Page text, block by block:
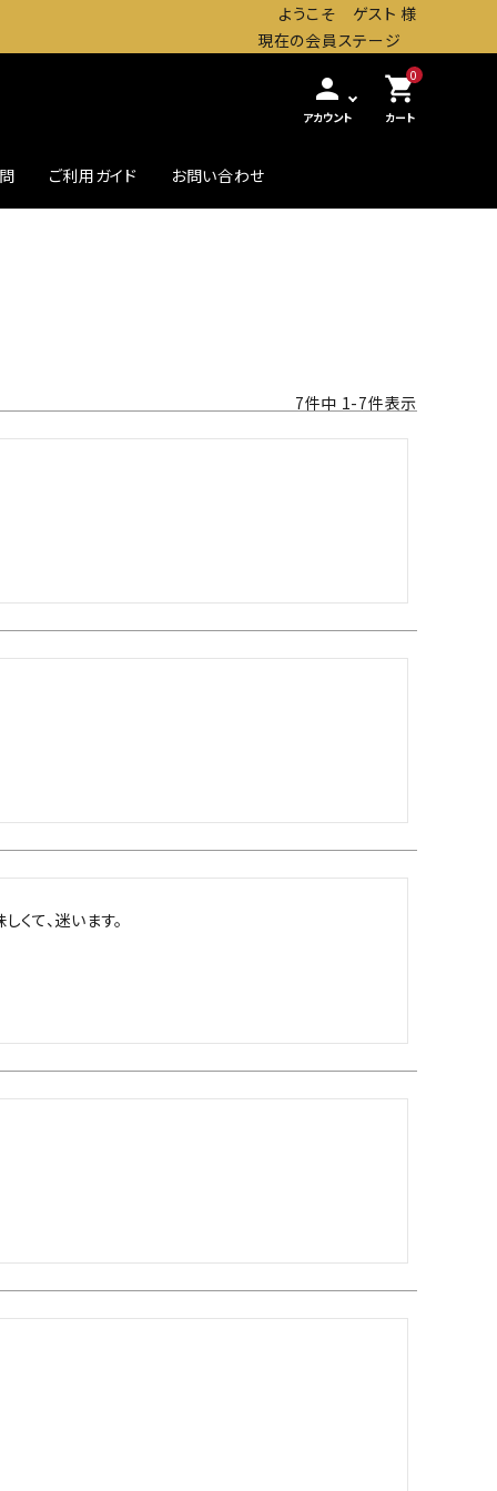
ようこそ ゲスト 様
現在の会員ステージ
person
アカウント
0
shopping_cart
カート
ご利用ガイド お問い合わせ
7件中 1-7件表示
て、迷います。